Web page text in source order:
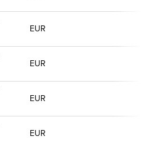
EUR
EUR
EUR
EUR